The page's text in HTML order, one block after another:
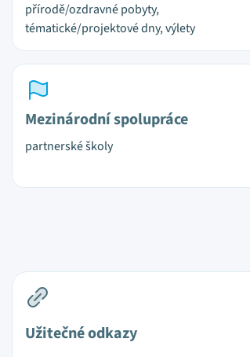
přírodě/ozdravné pobyty,
tématické/projektové dny, výlety
Mezinárodní spolupráce
partnerské školy
Užitečné odkazy